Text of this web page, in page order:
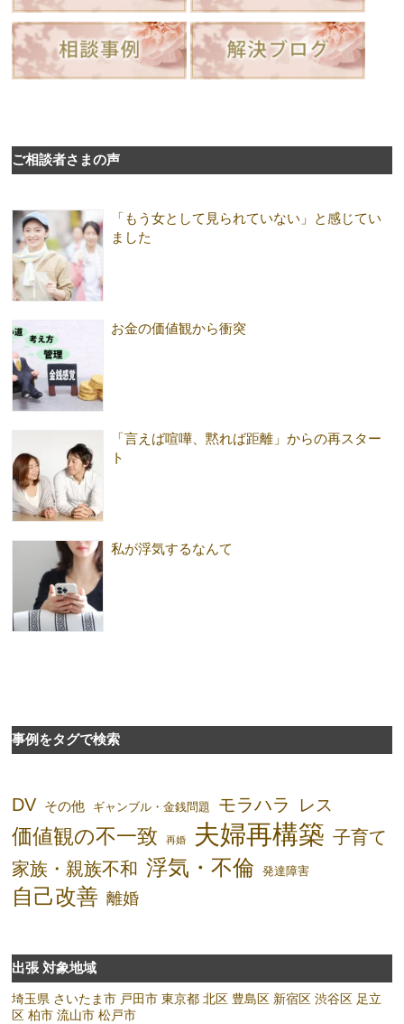
ご相談者さまの声
「もう女として見られていない」と感じてい
ました
お金の価値観から衝突
「言えば喧嘩、黙れば距離」からの再スター
ト
私が浮気するなんて
事例をタグで検索
DV その他 ギャンブル・金銭問題 モラハラ レス
価値観の不一致 再婚 夫婦再構築 子育て
家族・親族不和 浮気・不倫 発達障害
自己改善 離婚
出張 対象地域
埼玉県 さいたま市 戸田市 東京都 北区 豊島区 新宿区 渋谷区 足立
区 柏市 流山市 松戸市